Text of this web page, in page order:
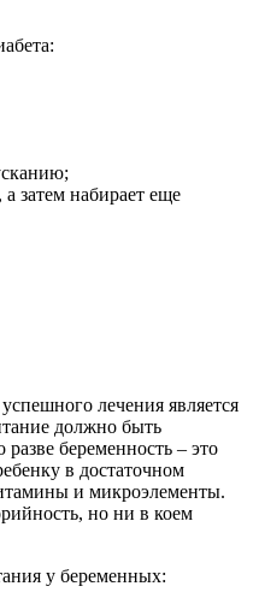
а затем набирает еще
лечения является
должно быть
беременность – это
в достаточном
и микроэлементы.
но ни в коем
у беременных: